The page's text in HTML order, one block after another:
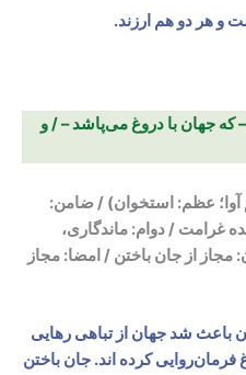
و هر دو هم ارزند.
جهان با دروغ می‌پاشد – / و
آوا؛ عظم: استخوان) / ضامن:
غرامت / دوام: ماندگاری،
مجاز از جان باختن / امضا: مجاز
باعث شد جهان از تباهی رهایی
فرمان‌روایی کرده اند. جان باختن